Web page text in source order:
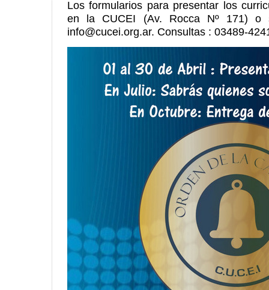
Los formularios para presentar los
en la CUCEI (Av. Rocca Nº 171) o
info@cucei.org.ar. Consultas : 03489-